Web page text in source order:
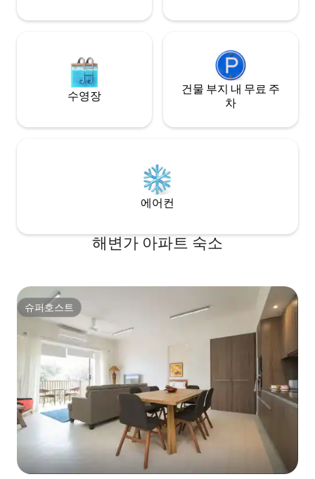
수영장
건물 부지 내 무료 주
차
에어컨
해변가 아파트 숙소
슈퍼호스트
슈퍼호스트